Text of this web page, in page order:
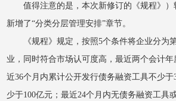
值得注意的是，本次新修订的《规程》）
新增了“分类分层管理安排”章节。
《规程》规定，按照5个条件将企业分为
业，同时符合市场认可度高，最近两个会计
近36个月内累计公开发行债务融资工具不少
少于100亿元；最近24个月内无债务融资工具